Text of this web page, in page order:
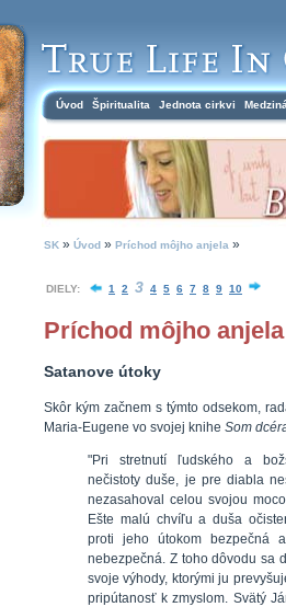
Úvod Špiritualita Jednota cirkvi
SK » Úvod » Príchod môjho anjela »
DIELY: 1 2 3 4 5 6 7 8 9 10
Príchod môjho anjela
Satanove útoky
Skôr kým začnem s týmto odsekom,
Maria-Eugene vo svojej knihe Som
"Pri stretnutí ľudského a
nečistoty duše, je pre diabla
nezasahoval celou svojou
Ešte malú chvíľu a duša
proti jeho útokom bezpečná
nebezpečná. Z toho dôvodu sa
svoje výhody, ktorými ju
pripútanosť k zmyslom. Svätý